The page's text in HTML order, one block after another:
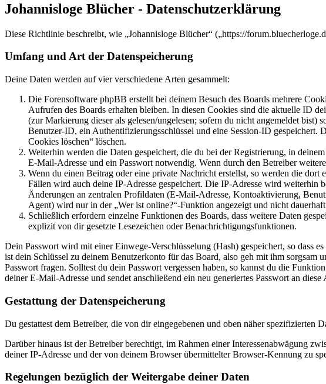
Johannisloge Blücher - Datenschutzerklärung
Diese Richtlinie beschreibt, wie „Johannisloge Blücher“ („https://
Umfang und Art der Datenspeicherung
Deine Daten werden auf vier verschiedene Arten gesammelt:
Die Forensoftware phpBB erstellt bei deinem Besuch des Boards mehrere
Aufrufen des Boards erhalten bleiben. In diesen Cookies sind die aktuelle ID
(zur Markierung dieser als gelesen/ungelesen; sofern du nicht angemeldet
Benutzer-ID, ein Authentifizierungsschlüssel und eine Session-ID
Cookies löschen“ löschen.
Weiterhin werden die Daten gespeichert, die du bei der Registrierung, in
E-Mail-Adresse und ein Passwort notwendig. Wenn durch den Betreiber
Wenn du einen Beitrag oder eine private Nachricht erstellst, so werden die
Fällen wird auch deine IP-Adresse gespeichert. Die IP-Adresse wird
Änderungen an zentralen Profildaten (E-Mail-Adresse, Kontoaktivierung,
Agent) wird nur in der „Wer ist online?“-Funktion angezeigt und nicht dauerhaft
Schließlich erfordern einzelne Funktionen des Boards, dass weitere Daten
explizit von dir gesetzte Lesezeichen oder Benachrichtigungsfunktionen.
Dein Passwort wird mit einer Einwege-Verschlüsselung (Hash) gespeichert, so dass
ist dein Schlüssel zu deinem Benutzerkonto für das Board, also geh mit ihm
Passwort fragen. Solltest du dein Passwort vergessen haben, so kannst du die
deiner E-Mail-Adresse und sendet anschließend ein neu generiertes Passwort an
Gestattung der Datenspeicherung
Du gestattest dem Betreiber, die von dir eingegebenen und oben näher spezifizierten
Darüber hinaus ist der Betreiber berechtigt, im Rahmen einer Interessenabwägung
deiner IP-Adresse und der von deinem Browser übermittelter Browser-Kennung zu
Regelungen bezüglich der Weitergabe deiner Daten